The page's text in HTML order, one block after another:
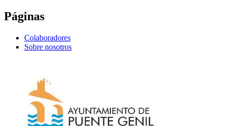
Páginas
Colaboradores
Sobre nosotros